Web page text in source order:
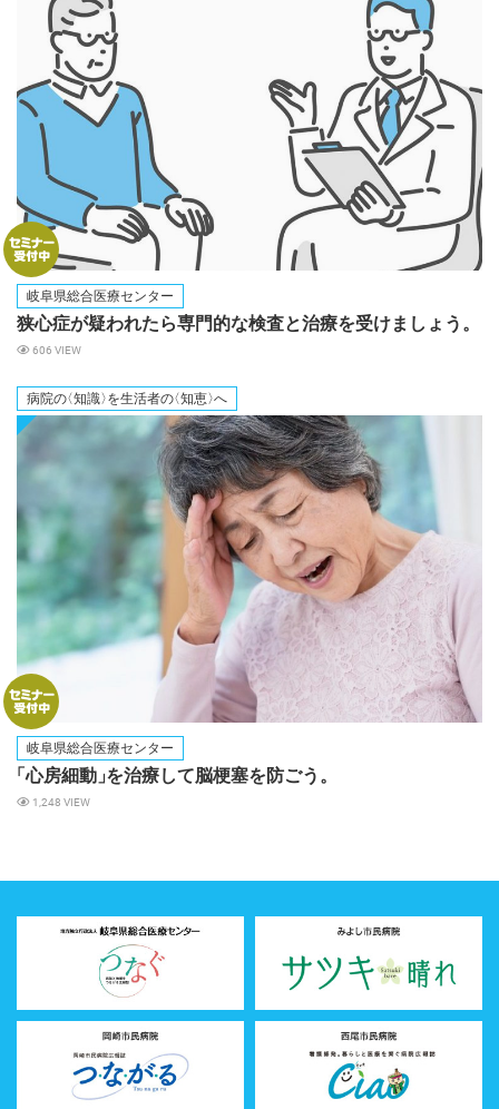
岐阜県総合医療センター
狭心症が疑われたら専門的な検査と治療を受けましょう。
606 VIEW
病院の〈知識〉を生活者の〈知恵〉へ
岐阜県総合医療センター
「心房細動 」を治療して脳梗塞を防ごう。
1,248 VIEW